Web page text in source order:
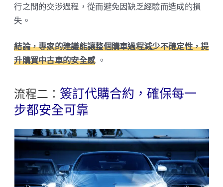
行之間的交涉過程，從而避免因缺乏經驗而造成的損
失。
結論，專家的建議能讓整個購車過程減少不確定性，提
升購買中古車的安全感。
流程二： 簽訂代購合約，確保每一
步都安全可靠